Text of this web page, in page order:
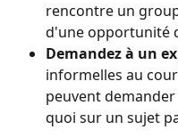
rencontre un
d'une opportunité
Demandez à un
informelles au
peuvent
quoi sur un sujet